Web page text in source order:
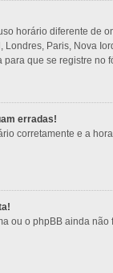
horário diferente de
Paris, Nova
que se registre no
erradas!
corretamente e a
ou o phpBB ainda